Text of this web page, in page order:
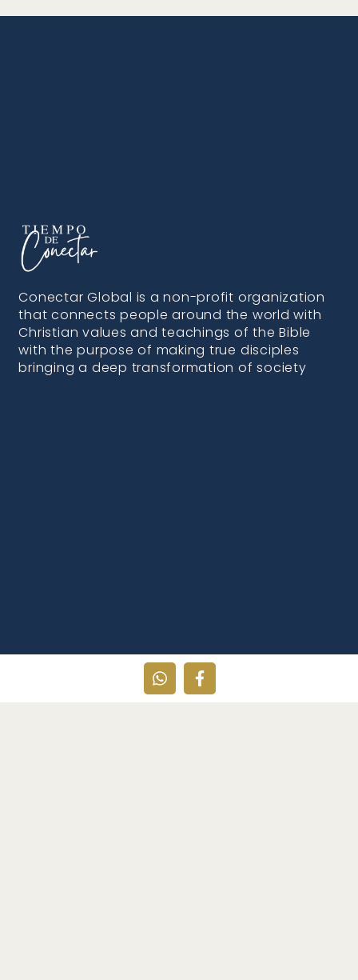
Conectar Global is a non-profit organization
that connects people around the world with
Christian values and teachings of the Bible
with the purpose of making true disciples
bringing a deep transformation of society